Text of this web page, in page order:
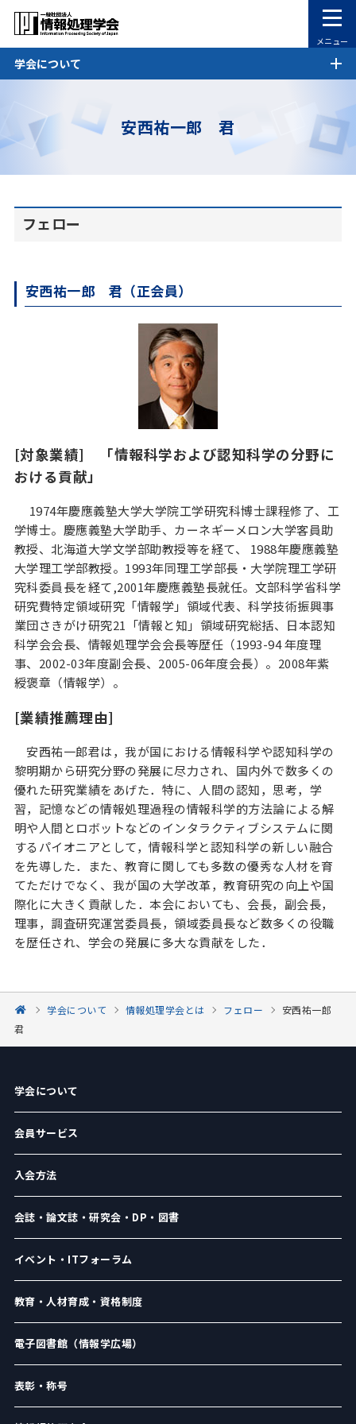
メニュー
学会について
安西祐一郎 君
フェロー
安西祐一郎 君（正会員）
[対象業績] 「情報科学および認知科学の分野に
おける貢献」
1974年慶應義塾大学大学院工学研究科博士課程修了、工
学博士。慶應義塾大学助手、カーネギーメロン大学客員助
教授、北海道大学文学部助教授等を経て、 1988年慶應義塾
大学理工学部教授。1993年同理工学部長・大学院理工学研
究科委員長を経て,2001年慶應義塾長就任。文部科学省科学
研究費特定領域研究「情報学」領域代表、科学技術振興事
業団さきがけ研究21「情報と知」領域研究総括、日本認知
科学会会長、情報処理学会会長等歴任（1993-94 年度理
事、2002-03年度副会長、2005-06年度会長）。2008年紫
綬褒章（情報学）。
[業績推薦理由]
安西祐一郎君は，我が国における情報科学や認知科学の
黎明期から研究分野の発展に尽力され、国内外で数多くの
優れた研究業績をあげた．特に、人間の認知，思考，学
習，記憶などの情報処理過程の情報科学的方法論による解
明や人間とロボットなどのインタラクティブシステムに関
するパイオニアとして，情報科学と認知科学の新しい融合
を先導した．また、教育に関しても多数の優秀な人材を育
てただけでなく、我が国の大学改革，教育研究の向上や国
際化に大きく貢献した．本会においても、会長，副会長，
理事，調査研究運営委員長，領域委員長など数多くの役職
を歴任され、学会の発展に多大な貢献をした．
学会について 情報処理学会とは フェロー
安西祐一郎
君
学会について
会員サービス
入会方法
会誌・論文誌・研究会・DP・図書
イベント・ITフォーラム
教育・人材育成・資格制度
電子図書館（情報学広場）
表彰・称号